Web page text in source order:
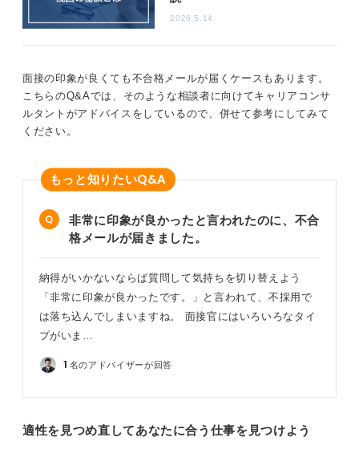
人に話すという方法もありますが、相手の反応はコント
ロールできないため、ときには意図しない言葉で余計に
その点、ノートは絶対にあなたを裏切らない安全な場所
です。悔しい、悲しい、むかつく、といった感情をあり
のままに書き出すことで、心を整理し、また前を向くた
0
2026.5.14
面接の印象が良くても不合格メールが届くケースもあります。
こちらのQ&Aでは、そのような相談者に向けてキャリアコンサ
ルタントがアドバイスをしているので、併せて参考にしてみて
ください。
もっと知りたいQ&A
非常に印象が良かったと言われたのに、不合
格メールが届きました。
納得がいかないならば質問して気持ちを切り替えよう
「非常に印象が良かったです。」と言われて、不採用で
は落ち込んでしまいますね。 面接官にはいろいろなタイ
プがいま…
1 名のアドバイザーが回答
適性を見つめ直してあなたに合う仕事を見つけよう